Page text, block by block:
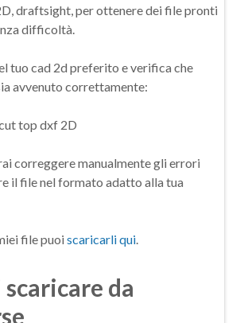
draftsight, per ottenere dei file pronti
difficoltà.
tuo cad 2d preferito e verifica che
avvenuto correttamente:
correggere manualmente gli errori
il file nel formato adatto alla tua
file puoi scaricarli qui.
da